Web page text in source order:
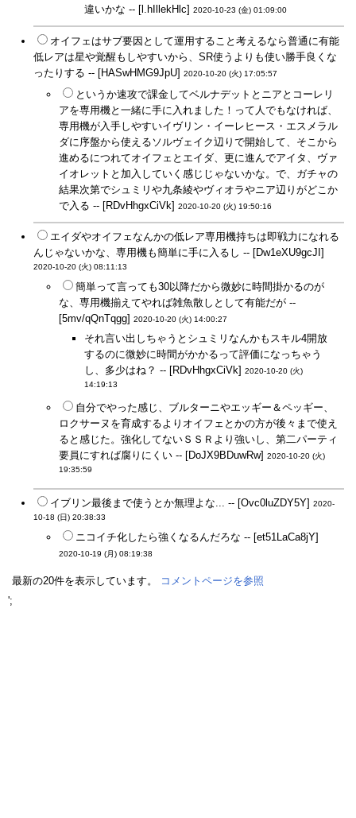
違いかな -- [l.hIllekHlc] 2020-10-23 (金) 01:09:00
オイフェはサブ要因として運用すること考えるなら普通に有能
低レアは星や覚醒もしやすいから、SR使うよりも使い勝手良くな
ったりする -- [HASwHMG9JpU] 2020-10-20 (火) 17:05:57
というか速攻で課金してベルナデットとニアとコーレリ
アを専用機と一緒に手に入れました！って人でもなければ、
専用機が入手しやすいイヴリン・イーレヒース・エスメラル
ダに序盤から使えるソルヴェイク辺りで開始して、そこから
進めるにつれてオイフェとエイダ、更に進んでアイタ、ヴァ
イオレットと加入していく感じじゃないかな。で、ガチャの
結果次第でシュミリや九条綾やヴィオラやニア辺りがどこか
で入る -- [RDvHhgxCiVk] 2020-10-20 (火) 19:50:16
エイダやオイフェなんかの低レア専用機持ちは即戦力になれる
んじゃないかな、専用機も簡単に手に入るし -- [Dw1eXU9gcJI]
2020-10-20 (火) 08:11:13
簡単って言っても30以降だから微妙に時間掛かるのが
な、専用機揃えてやれば雑魚散しとして有能だが --
[5mv/qQnTqgg] 2020-10-20 (火) 14:00:27
それ言い出しちゃうとシュミリなんかもスキル4開放
するのに微妙に時間がかかるって評価になっちゃう
し、多少はね？ -- [RDvHhgxCiVk] 2020-10-20 (火)
14:19:13
自分でやった感じ、ブルターニやエッギー＆ペッギー、
ロクサーヌを育成するよりオイフェとかの方が後々まで使え
ると感じた。強化してないＳＳＲより強いし、第二パーティ
要員にすれば腐りにくい -- [DoJX9BDuwRw] 2020-10-20 (火)
19:35:59
イブリン最後まで使うとか無理よな... -- [Ovc0luZDY5Y] 2020-
10-18 (日) 20:38:33
ニコイチ化したら強くなるんだろな -- [et51LaCa8jY]
2020-10-19 (月) 08:19:38
最新の20件を表示しています。
コメントページを参照
';